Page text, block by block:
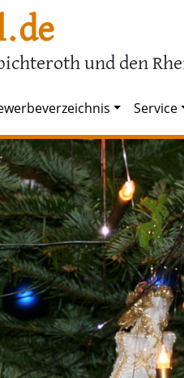
und den
Service